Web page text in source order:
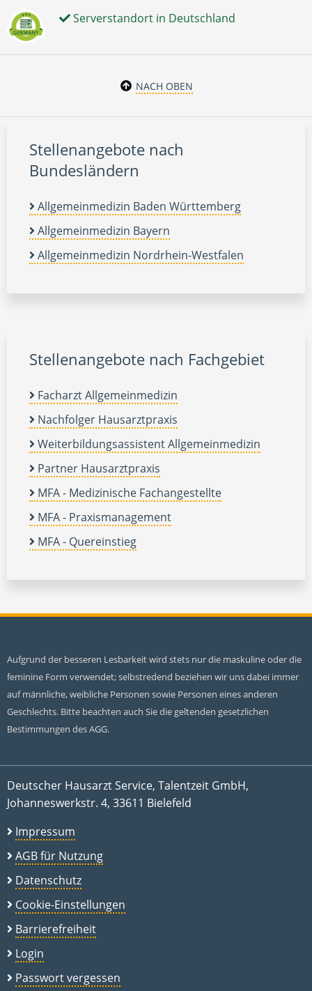
Serverstandort in Deutschland
NACH OBEN
Stellenangebote nach
Bundesländern
Allgemeinmedizin Baden Württemberg
Allgemeinmedizin Bayern
Allgemeinmedizin Nordrhein-Westfalen
Stellenangebote nach Fachgebiet
Facharzt Allgemeinmedizin
Nachfolger Hausarztpraxis
Weiterbildungsassistent Allgemeinmedizin
Partner Hausarztpraxis
MFA - Medizinische Fachangestellte
MFA - Praxismanagement
MFA - Quereinstieg
Aufgrund der besseren Lesbarkeit wird stets nur die maskuline oder die
feminine Form verwendet; selbstredend beziehen wir uns dabei immer
auf männliche, weibliche Personen sowie Personen eines anderen
Geschlechts. Bitte beachten auch Sie die geltenden gesetzlichen
Bestimmungen des AGG.
Deutscher Hausarzt Service, Talentzeit GmbH,
Johanneswerkstr. 4, 33611 Bielefeld
Impressum
AGB für Nutzung
Datenschutz
Cookie-Einstellungen
Barrierefreiheit
Login
Passwort vergessen